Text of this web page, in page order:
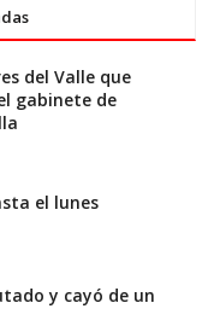
del Valle que
gabinete de
el lunes
y cayó de un